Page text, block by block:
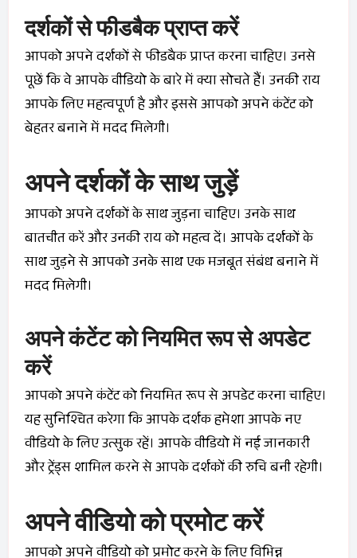
दर्शकों से फीडबैक प्राप्त करें
आपको अपने दर्शकों से फीडबैक प्राप्त करना चाहिए। उनसे
पूछें कि वे आपके वीडियो के बारे में क्या सोचते हैं। उनकी राय
आपके लिए महत्वपूर्ण है और इससे आपको अपने कंटेंट को
बेहतर बनाने में मदद मिलेगी।
अपने दर्शकों के साथ जुड़ें
आपको अपने दर्शकों के साथ जुड़ना चाहिए। उनके साथ
बातचीत करें और उनकी राय को महत्व दें। आपके दर्शकों के
साथ जुड़ने से आपको उनके साथ एक मजबूत संबंध बनाने में
मदद मिलेगी।
अपने कंटेंट को नियमित रूप से अपडेट
करें
आपको अपने कंटेंट को नियमित रूप से अपडेट करना चाहिए।
यह सुनिश्चित करेगा कि आपके दर्शक हमेशा आपके नए
वीडियो के लिए उत्सुक रहें। आपके वीडियो में नई जानकारी
और ट्रेंड्स शामिल करने से आपके दर्शकों की रुचि बनी रहेगी।
अपने वीडियो को प्रमोट करें